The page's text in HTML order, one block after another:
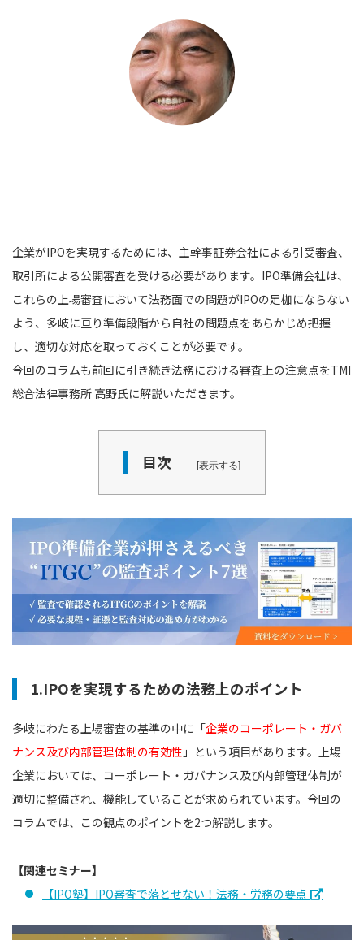
企業がIPOを実現するためには、主幹事証券会社による引受審査、
取引所による公開審査を受ける必要があります。IPO準備会社は、
これらの上場審査において法務面での問題がIPOの足枷にならない
よう、多岐に亘り準備段階から自社の問題点をあらかじめ把握
し、適切な対応を取っておくことが必要です。
今回のコラムも前回に引き続き法務における審査上の注意点をTMI
総合法律事務所 高野氏に解説いただきます。
目次 表示する
1.IPOを実現するための法務上のポイント
多岐にわたる上場審査の基準の中に「企業のコーポレート・ガバ
ナンス及び内部管理体制の有効性 」という項目があります。上場
企業においては、コーポレート・ガバナンス及び内部管理体制が
適切に整備され、機能していることが求められています。今回の
コラムでは、この観点のポイントを2つ解説します。
【関連セミナー】
【IPO塾】IPO審査で落とせない！法務・労務の要点